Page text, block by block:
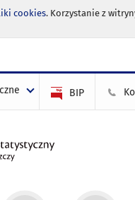
cookies. Korzystanie z
BIP